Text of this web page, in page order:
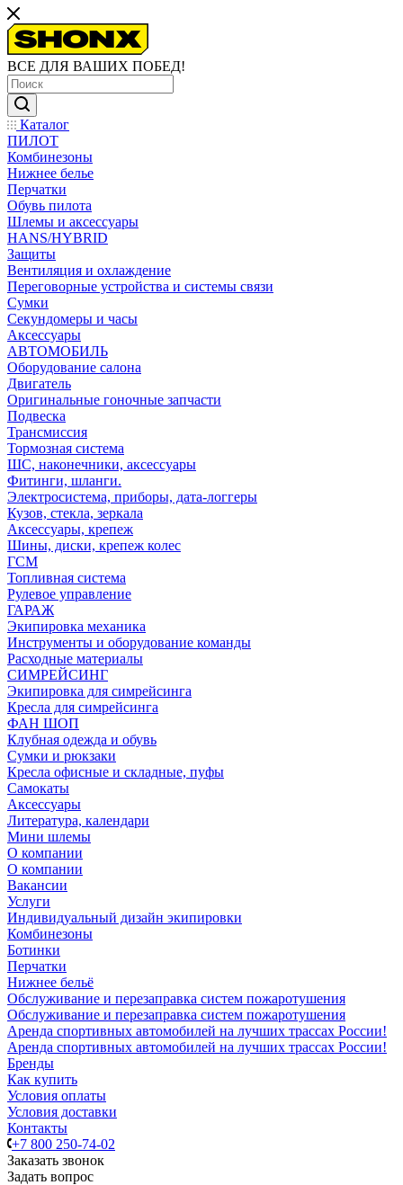
ВСЕ ДЛЯ ВАШИХ ПОБЕД!
Каталог
ПИЛОТ
Комбинезоны
Нижнее белье
Перчатки
Обувь пилота
Шлемы и аксессуары
HANS/HYBRID
Защиты
Вентиляция и охлаждение
Переговорные устройства и системы связи
Сумки
Секундомеры и часы
Аксессуары
АВТОМОБИЛЬ
Оборудование салона
Двигатель
Оригинальные гоночные запчасти
Подвеска
Трансмиссия
Тормозная система
ШС, наконечники, аксессуары
Фитинги, шланги.
Электросистема, приборы, дата-логгеры
Кузов, стекла, зеркала
Аксессуары, крепеж
Шины, диски, крепеж колес
ГСМ
Топливная система
Рулевое управление
ГАРАЖ
Экипировка механика
Инструменты и оборудование команды
Расходные материалы
СИМРЕЙСИНГ
Экипировка для симрейсинга
Кресла для симрейсинга
ФАН ШОП
Клубная одежда и обувь
Сумки и рюкзаки
Кресла офисные и складные, пуфы
Самокаты
Аксессуары
Литература, календари
Мини шлемы
О компании
О компании
Вакансии
Услуги
Индивидуальный дизайн экипировки
Комбинезоны
Ботинки
Перчатки
Нижнее бельё
Обслуживание и перезаправка систем пожаротушения
Обслуживание и перезаправка систем пожаротушения
Аренда спортивных автомобилей на лучших трассах России!
Аренда спортивных автомобилей на лучших трассах России!
Бренды
Как купить
Условия оплаты
Условия доставки
Контакты
+7 800 250-74-02
Заказать звонок
Задать вопрос